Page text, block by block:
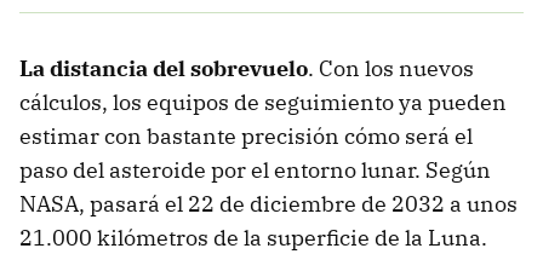
La distancia del sobrevuelo. Con los nuevos
cálculos, los equipos de seguimiento ya pueden
estimar con bastante precisión cómo será el
paso del asteroide por el entorno lunar. Según
NASA, pasará el 22 de diciembre de 2032 a unos
21.000 kilómetros de la superficie de la Luna.